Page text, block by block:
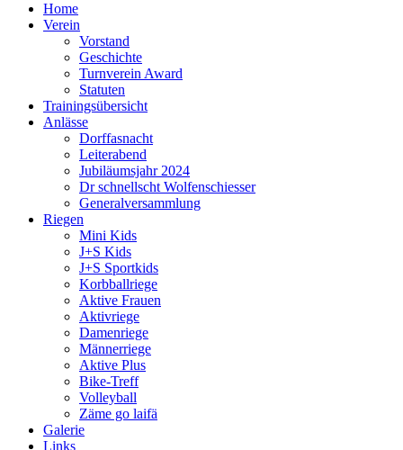
Home
Verein
Vorstand
Geschichte
Turnverein Award
Statuten
Trainingsübersicht
Anlässe
Dorffasnacht
Leiterabend
Jubiläumsjahr 2024
Dr schnellscht Wolfenschiesser
Generalversammlung
Riegen
Mini Kids
J+S Kids
J+S Sportkids
Korbballriege
Aktive Frauen
Aktivriege
Damenriege
Männerriege
Aktive Plus
Bike-Treff
Volleyball
Zäme go laifä
Galerie
Links